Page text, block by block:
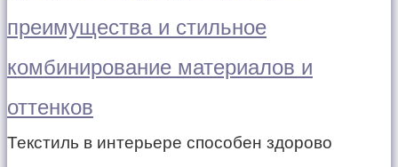
преимущества и стильное
комбинирование материалов и
оттенков
Текстиль в интерьере способен здорово